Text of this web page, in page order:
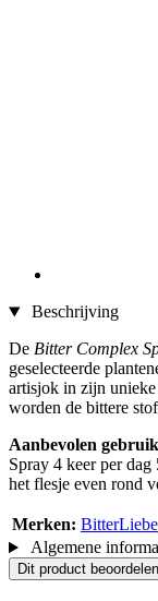
Beschrijving
De Bitter Complex
geselecteerde
artisjok in zijn
worden de bittere
Aanbevolen
Spray 4 keer per
het flesje even rond
Merken: BitterLiebe
Algemene
Dit product beoordelen